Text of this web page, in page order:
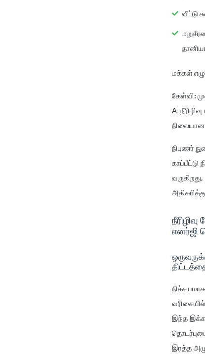
வீட்டு
மக்கள்
கேள்வி:
A:
நிலையான
நிபுணர்
காப்பீட்டு
எனர்ஜி
இந்த
இரத்த